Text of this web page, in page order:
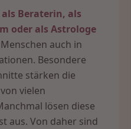
als Beraterin, als
oder als Astrologe
auch in
Besondere
stärken die
vielen
lösen diese
aus. Von daher sind